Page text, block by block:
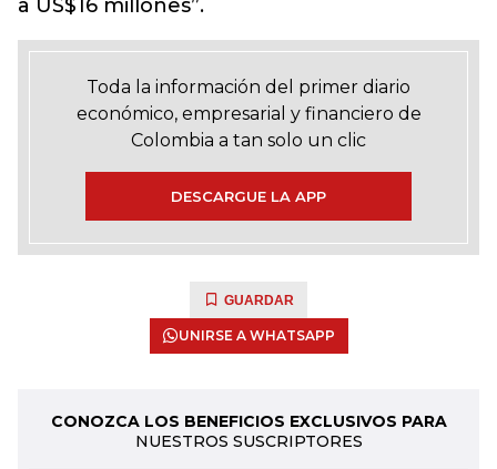
a US$16 millones”.
Toda la información del primer diario
económico, empresarial y financiero de
Colombia a tan solo un clic
DESCARGUE LA APP
GUARDAR
UNIRSE A WHATSAPP
CONOZCA LOS BENEFICIOS EXCLUSIVOS PARA
NUESTROS SUSCRIPTORES